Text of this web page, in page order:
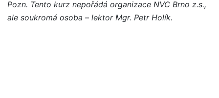
Pozn. Tento kurz nepořádá organizace NVC Brno z.s.,
ale soukromá osoba – lektor Mgr. Petr Holík.